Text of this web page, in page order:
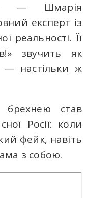
— Шмарія
експерт із
реальності. Її
звучить як
настільки ж
став
Росії: коли
фейк, навіть
з собою.